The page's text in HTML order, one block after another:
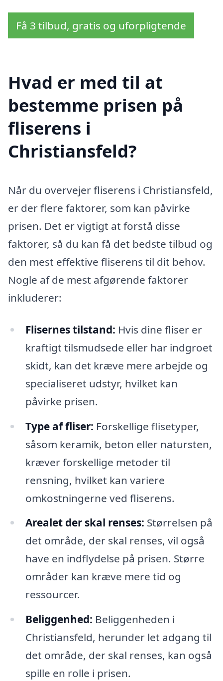
Få 3 tilbud, gratis og uforpligtende
Hvad er med til at
bestemme prisen på
fliserens i
Christiansfeld?
Når du overvejer fliserens i Christiansfeld,
er der flere faktorer, som kan påvirke
prisen. Det er vigtigt at forstå disse
faktorer, så du kan få det bedste tilbud og
den mest effektive fliserens til dit behov.
Nogle af de mest afgørende faktorer
inkluderer:
Flisernes tilstand: Hvis dine fliser er
kraftigt tilsmudsede eller har indgroet
skidt, kan det kræve mere arbejde og
specialiseret udstyr, hvilket kan
påvirke prisen.
Type af fliser: Forskellige flisetyper,
såsom keramik, beton eller natursten,
kræver forskellige metoder til
rensning, hvilket kan variere
omkostningerne ved fliserens.
Arealet der skal renses: Størrelsen på
det område, der skal renses, vil også
have en indflydelse på prisen. Større
områder kan kræve mere tid og
ressourcer.
Beliggenhed: Beliggenheden i
Christiansfeld, herunder let adgang til
det område, der skal renses, kan også
spille en rolle i prisen.